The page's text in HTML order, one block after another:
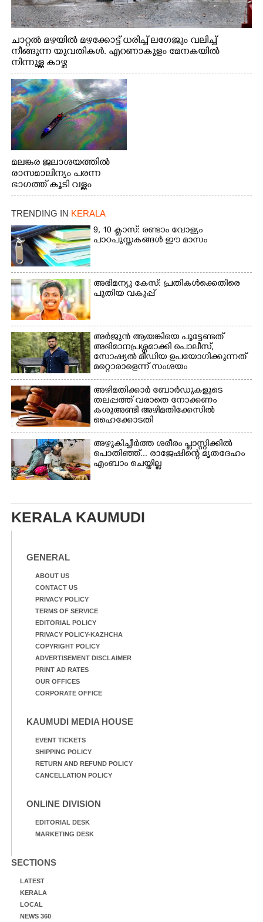
ചാറ്റൽ മഴയിൽ മഴക്കോട്ട് ധരിച്ച് ലഗേജും വലിച്ച്
നീങ്ങുന്ന യുവതികൾ. എറണാകുളം മേനകയിൽ
നിന്നുള്ള കാഴ്ച
മലങ്കര ജലാശയത്തിൽ
രാസമാലിന്യം പരന്ന
ഭാഗത്ത് കൂടി വള്ളം
തുഴഞ്ഞു പോകുന്ന
പ്രദേശവാസികൾ
TRENDING IN KERALA
9, 10 ക്ലാസ്: രണ്ടാം വോള്യം
പാഠപുസ്തകങ്ങൾ ഈ മാസം
അഭിമന്യു കേസ്: പ്രതികൾക്കെതിരെ
പുതിയ വകുപ്പ്
അർജുൻ ആയങ്കിയെ പൂട്ടേണ്ടത്
അഭിമാനപ്രശ്നമാക്കി പൊലീസ്,
സാേഷ്യൽ മീഡിയ ഉപയോഗിക്കുന്നത്
മറ്റൊരാളെന്ന് സംശയം
അഴിമതിക്കാർ ബോർഡുകളുടെ
തലപ്പത്ത് വരാതെ നോക്കണം
കശുഅണ്ടി അഴിമതിക്കേസിൽ
ഹൈക്കോടതി
അഴുകിച്ചീർത്ത ശരീരം പ്ളാസ്റ്റിക്കിൽ
പൊതിഞ്ഞ്... രാജേഷിന്റെ മൃതദേഹം
എംബാം ചെയ്തില്ല
KERALA KAUMUDI
GENERAL
ABOUT US
CONTACT US
PRIVACY POLICY
TERMS OF SERVICE
EDITORIAL POLICY
PRIVACY POLICY-KAZHCHA
COPYRIGHT POLICY
ADVERTISEMENT DISCLAIMER
PRINT AD RATES
OUR OFFICES
CORPORATE OFFICE
KAUMUDI MEDIA HOUSE
EVENT TICKETS
SHIPPING POLICY
RETURN AND REFUND POLICY
CANCELLATION POLICY
ONLINE DIVISION
EDITORIAL DESK
MARKETING DESK
SECTIONS
LATEST
KERALA
LOCAL
NEWS 360